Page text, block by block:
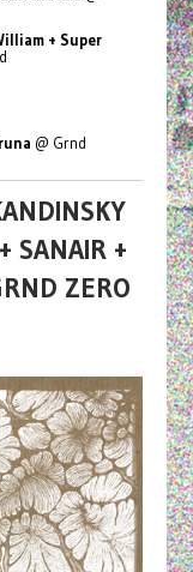
+ Super
@ Grnd
SANAIR +
ZERO